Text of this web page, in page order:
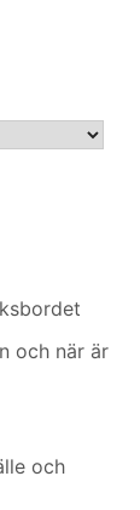
och när är
och